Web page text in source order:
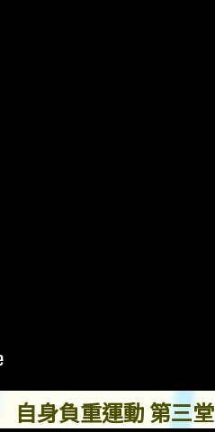
自身負重運動 第三堂